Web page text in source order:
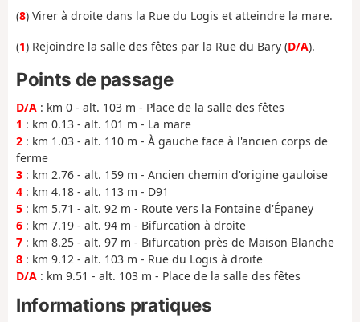
(8) Virer à droite dans la Rue du Logis et atteindre la mare.
(1) Rejoindre la salle des fêtes par la Rue du Bary (D/A).
Points de passage
D/A : km 0 - alt. 103 m - Place de la salle des fêtes
1 : km 0.13 - alt. 101 m - La mare
2 : km 1.03 - alt. 110 m - À gauche face à l'ancien corps de
ferme
3 : km 2.76 - alt. 159 m - Ancien chemin d'origine gauloise
4 : km 4.18 - alt. 113 m - D91
5 : km 5.71 - alt. 92 m - Route vers la Fontaine d'Épaney
6 : km 7.19 - alt. 94 m - Bifurcation à droite
7 : km 8.25 - alt. 97 m - Bifurcation près de Maison Blanche
8 : km 9.12 - alt. 103 m - Rue du Logis à droite
D/A : km 9.51 - alt. 103 m - Place de la salle des fêtes
Informations pratiques